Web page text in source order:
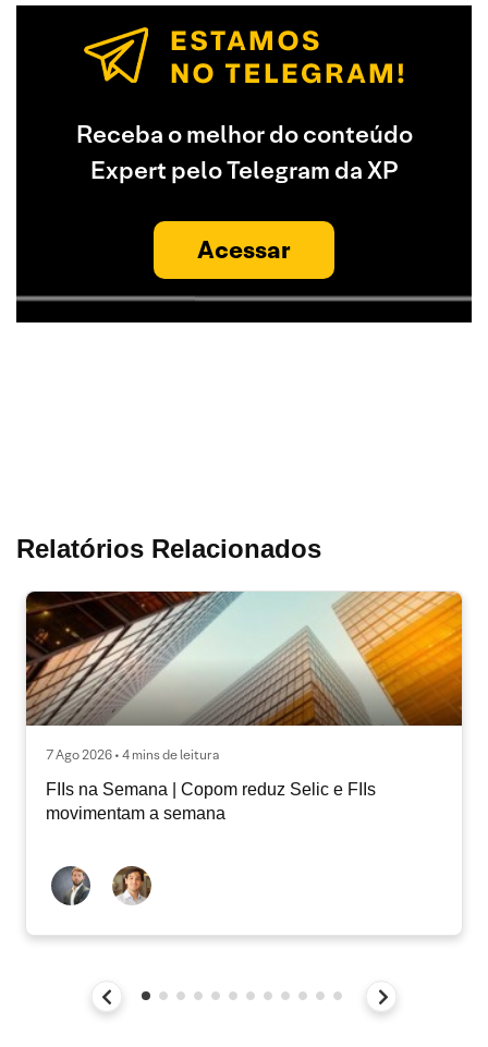
Receba o melhor do conteúdo
Expert pelo Telegram da XP
Acessar
Relatórios Relacionados
7 Ago 2026 • 4 mins de leitura
FIIs na Semana | Copom reduz Selic e FIIs
movimentam a semana